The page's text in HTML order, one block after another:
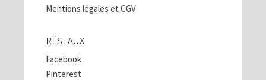
Mentions légales et CGV
RÉSEAUX
Facebook
Pinterest